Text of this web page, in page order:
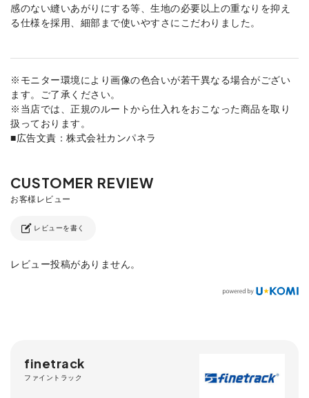
感のない縫いあがりにする等、生地の必要以上の重なりを抑え
る仕様を採用、細部まで使いやすさにこだわりました。
※モニター環境により画像の色合いが若干異なる場合がござい
ます。ご了承ください。
※当店では、正規のルートから仕入れをおこなった商品を取り
扱っております。
■広告文責：株式会社カンパネラ
レビューを書く
レビュー投稿がありません。
finetrack
ファイントラック